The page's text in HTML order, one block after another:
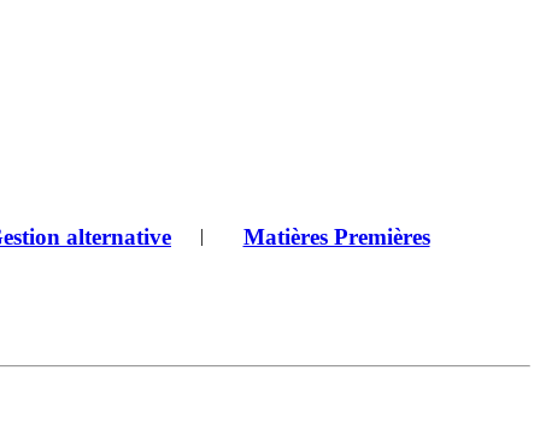
alternative | Matières Premières